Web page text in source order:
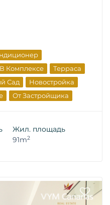
Комплексе
Терраса
Сад
Новостройка
От Застройщика
Жил. площадь
91m2